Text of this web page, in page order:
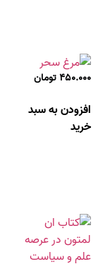
۴۵۰.۰۰۰ تومان
افزودن به سبد
خرید